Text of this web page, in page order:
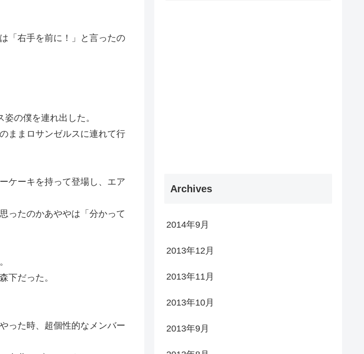
「右手を前に！」と言ったの
の僕を連れ出した。
ままロサンゼルスに連れて行
ケーキを持って登場し、エア
ったのかあややは「分かって
下だった。
った時、超個性的なメンバー
Archives
2014年9月
2013年12月
2013年11月
2013年10月
2013年9月